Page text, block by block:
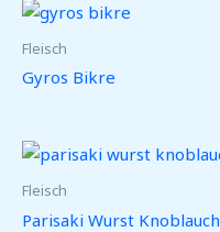
Fleisch
Gyros Bikre
Fleisch
Parisaki Wurst Knoblauch